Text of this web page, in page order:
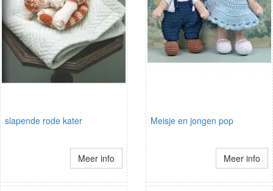
slapende rode kater
Meer info
Meisje en jongen pop
Meer info